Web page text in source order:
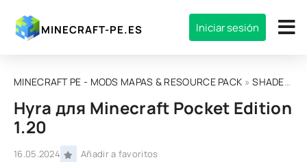
MINECRAFT-PE.ES Iniciar sesión
MINECRAFT PE - MODS MAPAS & RESOURCE PACK »SHADERS
Hyra для Minecraft Pocket Edition
1.20
16.05.2024 Añadir a favoritos